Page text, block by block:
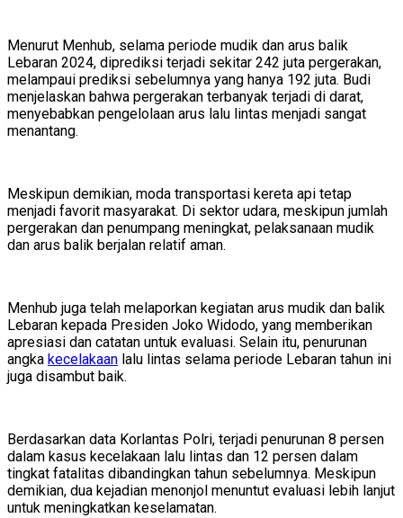
Menurut Menhub, selama periode mudik dan arus balik
Lebaran 2024, diprediksi terjadi sekitar 242 juta pergerakan,
melampaui prediksi sebelumnya yang hanya 192 juta. Budi
menjelaskan bahwa pergerakan terbanyak terjadi di darat,
menyebabkan pengelolaan arus lalu lintas menjadi sangat
menantang.
Meskipun demikian, moda transportasi kereta api tetap
menjadi favorit masyarakat. Di sektor udara, meskipun jumlah
pergerakan dan penumpang meningkat, pelaksanaan mudik
dan arus balik berjalan relatif aman.
Menhub juga telah melaporkan kegiatan arus mudik dan balik
Lebaran kepada Presiden Joko Widodo, yang memberikan
apresiasi dan catatan untuk evaluasi. Selain itu, penurunan
angka kecelakaan lalu lintas selama periode Lebaran tahun ini
juga disambut baik.
Berdasarkan data Korlantas Polri, terjadi penurunan 8 persen
dalam kasus kecelakaan lalu lintas dan 12 persen dalam
tingkat fatalitas dibandingkan tahun sebelumnya. Meskipun
demikian, dua kejadian menonjol menuntut evaluasi lebih lanjut
untuk meningkatkan keselamatan.